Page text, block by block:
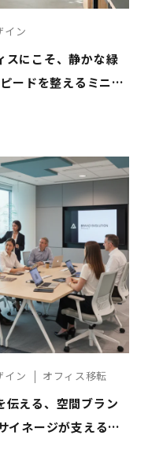
イン
スにこそ、静かな緑
ードを整えるミニマ
イン オフィス移転
伝える、空間ブラン
イネージが支える印